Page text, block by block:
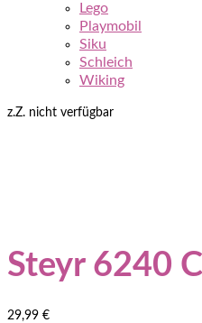
Lego
Playmobil
Siku
Schleich
Wiking
z.Z. nicht verfügbar
Steyr 6240
29,99 €